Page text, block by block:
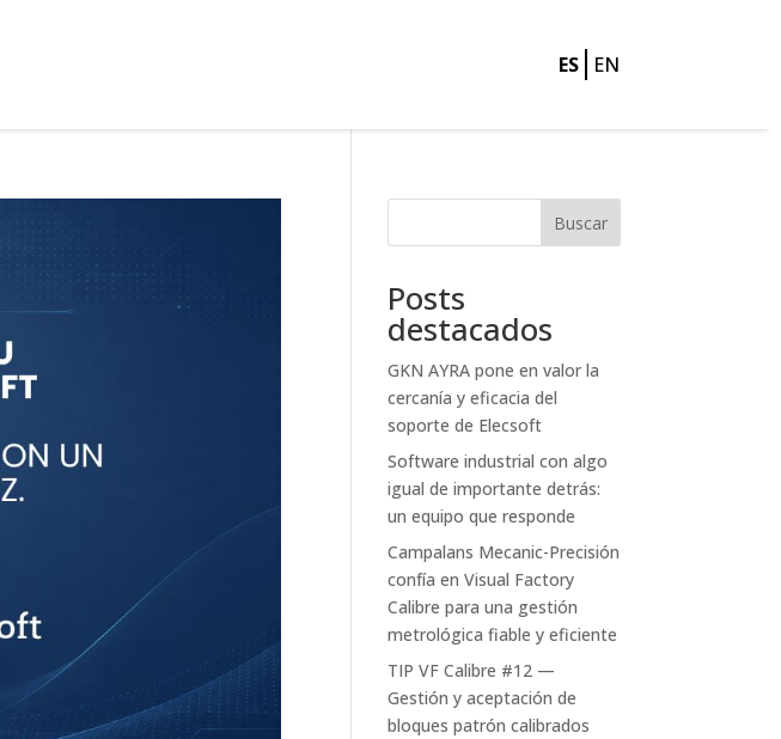
ES EN
Buscar
Posts
destacados
GKN AYRA pone en valor la
cercanía y eficacia del
soporte de Elecsoft
Software industrial con algo
igual de importante detrás:
un equipo que responde
Campalans Mecanic-Precisión
confía en Visual Factory
Calibre para una gestión
metrológica fiable y eficiente
TIP VF Calibre #12 —
Gestión y aceptación de
bloques patrón calibrados